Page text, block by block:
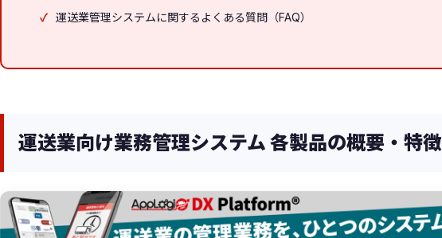
運送業管理システムに関するよくある質問（FAQ）
運送業向け業務管理システム 各製品の概要・特徴